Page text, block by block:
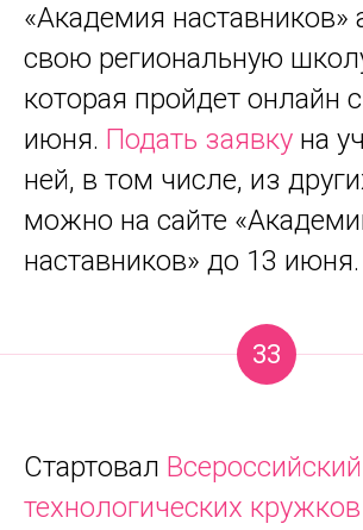
«Академия наставников»
свою региональную
которая пройдет онлайн
июня. Подать заявку на
ней, в том числе, из
можно на сайте
наставников» до 13 июня.
33
Стартовал
технологических